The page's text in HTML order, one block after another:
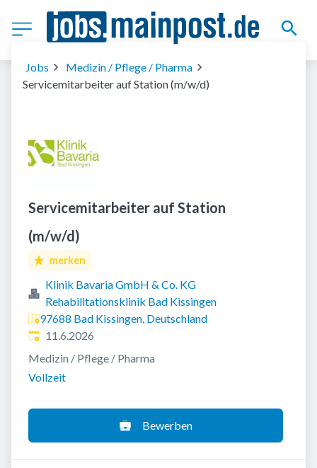
Jobs
Medizin / Pflege / Pharma
Servicemitarbeiter auf Station (m/w/d)
Servicemitarbeiter auf Station
(m/w/d)
merken
Klinik Bavaria GmbH & Co. KG
Rehabilitationsklinik Bad Kissingen
97688 Bad Kissingen, Deutschland
Veröffentlicht
11.6.2026
Medizin / Pflege / Pharma
Vollzeit
Bewerben